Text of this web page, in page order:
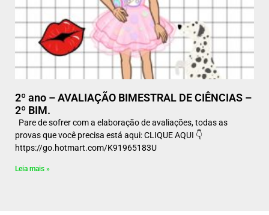
2º ano – AVALIAÇÃO BIMESTRAL DE CIÊNCIAS –
2º BIM.
Pare de sofrer com a elaboração de avaliações, todas as
provas que você precisa está aqui: CLIQUE AQUI 👇
https://go.hotmart.com/K91965183U
Leia mais »